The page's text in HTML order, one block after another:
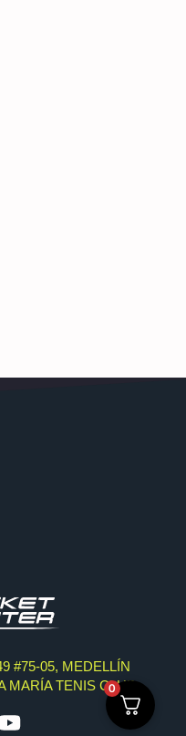
#75-05, MEDELLÍN
MARÍA TENIS CLUB
0